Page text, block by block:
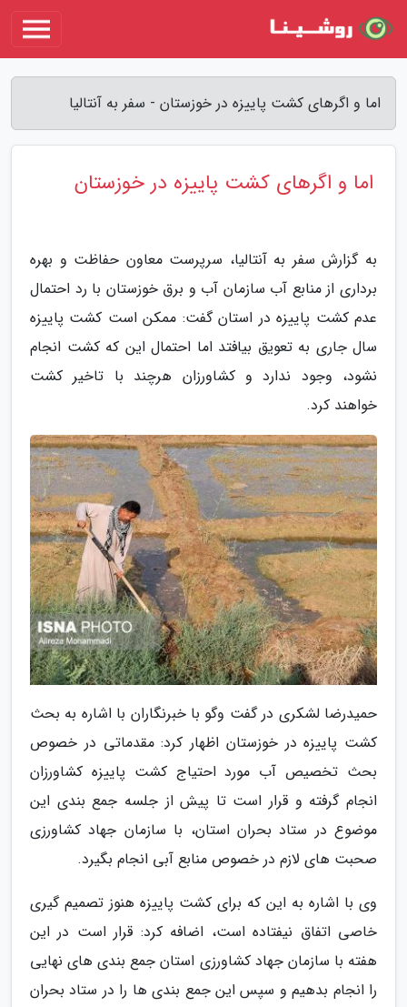
اما و اگرهای کشت پاییزه در خوزستان - سفر به آنتالیا
اما و اگرهای کشت پاییزه در خوزستان
به گزارش سفر به آنتالیا، سرپرست معاون حفاظت و بهره
برداری از منابع آب سازمان آب و برق خوزستان با رد احتمال
عدم کشت پاییزه در استان گفت: ممکن است کشت پاییزه
سال جاری به تعویق بیافتد اما احتمال این که کشت انجام
نشود، وجود ندارد و کشاورزان هرچند با تاخیر کشت
خواهند کرد.
حمیدرضا لشکری در گفت وگو با خبرنگاران با اشاره به بحث
کشت پاییزه در خوزستان اظهار کرد: مقدماتی در خصوص
بحث تخصیص آب مورد احتیاج کشت پاییزه کشاورزان
انجام گرفته و قرار است تا پیش از جلسه جمع بندی این
موضوع در ستاد بحران استان، با سازمان جهاد کشاورزی
صحبت های لازم در خصوص منابع آبی انجام بگیرد.
وی با اشاره به این که برای کشت پاییزه هنوز تصمیم گیری
خاصی اتفاق نیفتاده است، اضافه کرد: قرار است در این
هفته با سازمان جهاد کشاورزی استان جمع بندی های نهایی
را انجام بدهیم و سپس این جمع بندی ها را در ستاد بحران